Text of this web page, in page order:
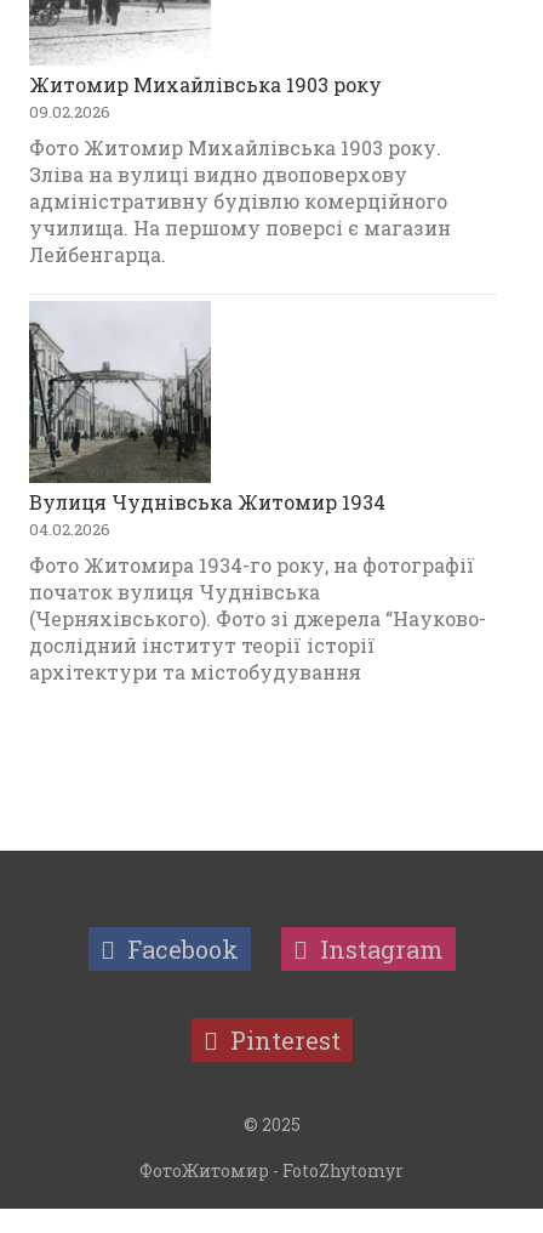
Житомир Михайлівська 1903 року
09.02.2026
Фото Житомир Михайлівська 1903 року.
Зліва на вулиці видно двоповерхову
адміністративну будівлю комерційного
училища. На першому поверсі є магазин
Лейбенгарца.
Вулиця Чуднівська Житомир 1934
04.02.2026
Фото Житомира 1934-го року, на фотографії
початок вулиця Чуднівська
(Черняхівського). Фото зі джерела “Науково-
дослідний інститут теорії історії
архітектури та містобудування
Facebook Instagram
Pinterest
© 2025
ФотоЖитомир - FotoZhytomyr